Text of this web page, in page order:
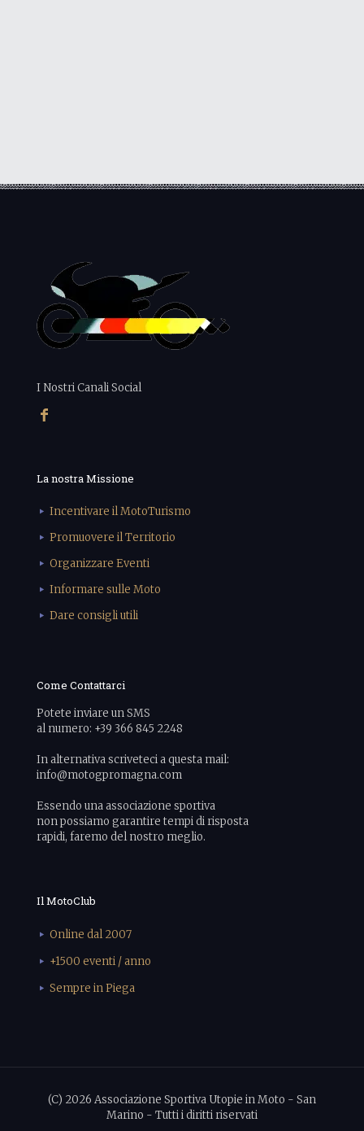
I Nostri Canali Social
La nostra Missione
Incentivare il MotoTurismo
Promuovere il Territorio
Organizzare Eventi
Informare sulle Moto
Dare consigli utili
Come Contattarci
Potete inviare un SMS
al numero: +39 366 845 2248
In alternativa scriveteci a questa mail:
info@motogpromagna.com
Essendo una associazione sportiva
non possiamo garantire tempi di risposta
rapidi, faremo del nostro meglio.
Il MotoClub
Online dal 2007
+1500 eventi / anno
Sempre in Piega
(C) 2026 Associazione Sportiva Utopie in Moto - San
Marino - Tutti i diritti riservati